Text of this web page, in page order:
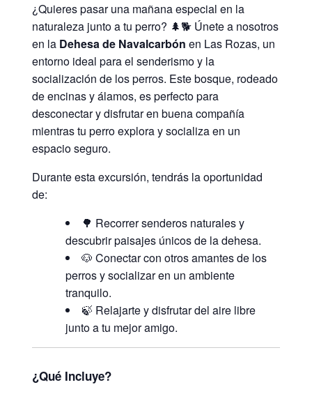
¿Quieres pasar una mañana especial en la
naturaleza junto a tu perro? 🌲🐕 Únete a nosotros
en la Dehesa de Navalcarbón en Las Rozas, un
entorno ideal para el senderismo y la
socialización de los perros. Este bosque, rodeado
de encinas y álamos, es perfecto para
desconectar y disfrutar en buena compañía
mientras tu perro explora y socializa en un
espacio seguro.
Durante esta excursión, tendrás la oportunidad
de:
🌳 Recorrer senderos naturales y
descubrir paisajes únicos de la dehesa.
🐶 Conectar con otros amantes de los
perros y socializar en un ambiente
tranquilo.
🍃 Relajarte y disfrutar del aire libre
junto a tu mejor amigo.
¿Qué Incluye?